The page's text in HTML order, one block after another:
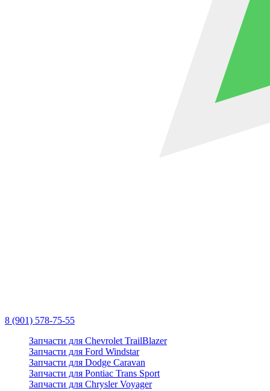
8 (901) 578-75-55
Запчасти для Chevrolet TrailBlazer
Запчасти для Ford Windstar
Запчасти для Dodge Caravan
Запчасти для Pontiac Trans Sport
Запчасти для Chrysler Voyager